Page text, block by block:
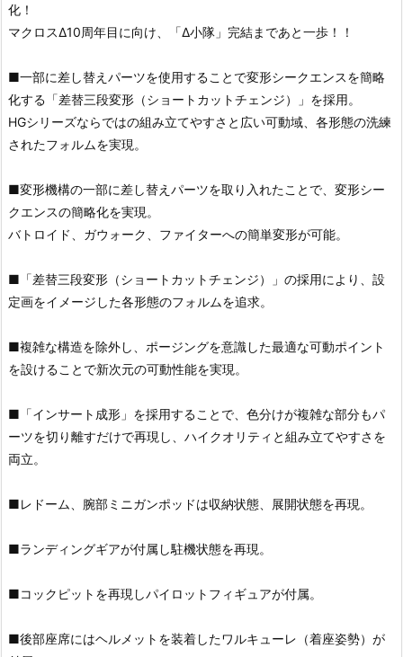
化！
マクロスΔ10周年目に向け、「Δ小隊」完結まであと一歩！！
■一部に差し替えパーツを使用することで変形シークエンスを簡略
化する「差替三段変形（ショートカットチェンジ）」を採用。
HGシリーズならではの組み立てやすさと広い可動域、各形態の洗練
されたフォルムを実現。
■変形機構の一部に差し替えパーツを取り入れたことで、変形シー
クエンスの簡略化を実現。
バトロイド、ガウォーク、ファイターへの簡単変形が可能。
■「差替三段変形（ショートカットチェンジ）」の採用により、設
定画をイメージした各形態のフォルムを追求。
■複雑な構造を除外し、ポージングを意識した最適な可動ポイント
を設けることで新次元の可動性能を実現。
■「インサート成形」を採用することで、色分けが複雑な部分もパ
ーツを切り離すだけで再現し、ハイクオリティと組み立てやすさを
両立。
■レドーム、腕部ミニガンポッドは収納状態、展開状態を再現。
■ランディングギアが付属し駐機状態を再現。
■コックピットを再現しパイロットフィギュアが付属。
■後部座席にはヘルメットを装着したワルキューレ（着座姿勢）が